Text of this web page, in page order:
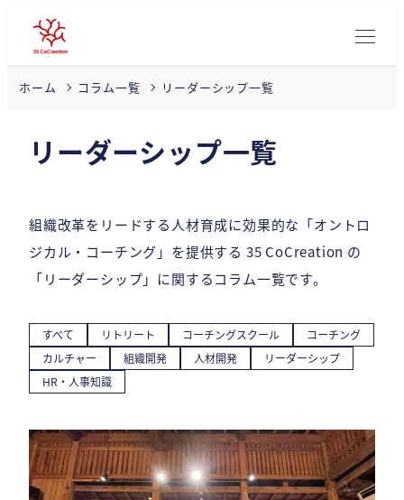
ホーム コラム一覧 リーダーシップ一覧
リーダーシップ一覧
組織改革をリードする人材育成に効果的な「オントロ
ジカル・コーチング」を提供する 35 CoCreation の
「リーダーシップ」に関するコラム一覧です。
すべて リトリート コーチングスクール
コーチング
カルチャー
組織開発 人材開発
リーダーシップ
HR・人事知識